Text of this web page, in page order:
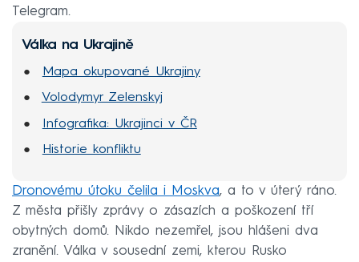
Telegram.
Válka na Ukrajině
Mapa okupované Ukrajiny
Volodymyr Zelenskyj
Infografika: Ukrajinci v ČR
Historie konfliktu
Dronovému útoku čelila i Moskva, a to v úterý ráno.
Z města přišly zprávy o zásazích a poškození tří
obytných domů. Nikdo nezemřel, jsou hlášeni dva
zranění. Válka v sousední zemi, kterou Rusko